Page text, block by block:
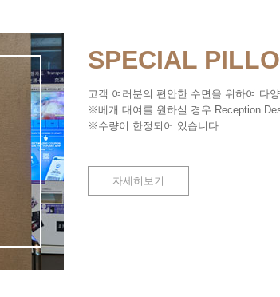
SPECIAL
고객 여러분의 편안한 수면을 위하여 다
※베개 대여를 원하실 경우 Reception
※수량이 한정되어 있습니다.
자세히보기